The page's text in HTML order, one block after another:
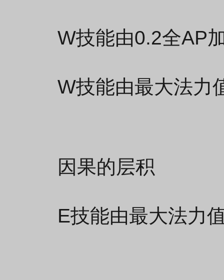
W技能由0.2全AP
W技能由最大法力
因果的层积
E技能由最大法力